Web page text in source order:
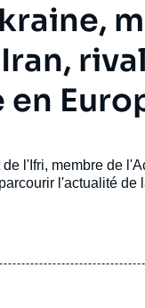
l'Ifri, membre de
l'actualité